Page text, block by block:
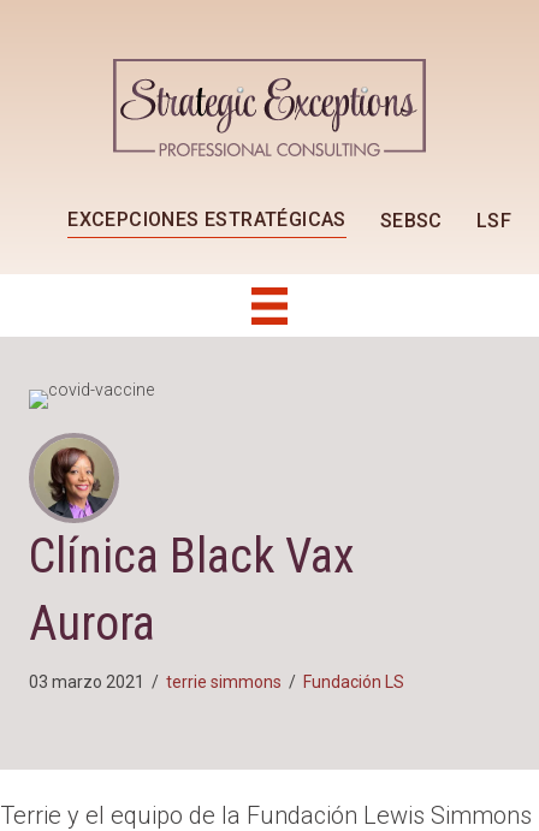
EXCEPCIONES ESTRATÉGICAS SEBSC LSF
Clínica Black Vax
Aurora
03 marzo 2021 / terrie simmons / Fundación LS
Terrie y el equipo de la Fundación Lewis Simmons